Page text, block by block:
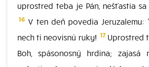
uprostred teba je Pán, nešťastia
16 V ten deň povedia Jeruzalemu:
nech ti neovisnú ruky! 17Uprostred
Boh, spásonosný hrdina;